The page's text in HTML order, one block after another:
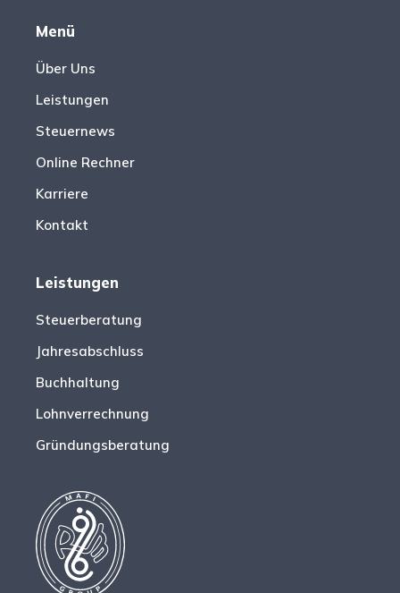
Menü
Über Uns
Leistungen
Steuernews
Online Rechner
Karriere
Kontakt
Leistungen
Steuerberatung
Jahresabschluss
Buchhaltung
Lohnverrechnung
Gründungsberatung